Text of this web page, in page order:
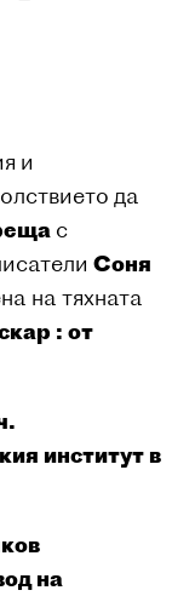
и
да
с
Соня
на тяхната
: от
.
я институт в
на